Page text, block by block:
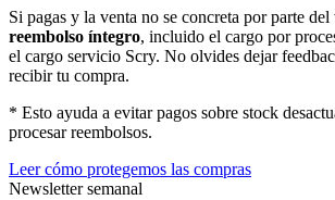
Si pagas y la venta no se concreta por parte del
reembolso íntegro, incluido el cargo por
el cargo servicio Scry. No olvides dejar
recibir tu compra.
* Esto ayuda a evitar pagos sobre stock
procesar reembolsos.
Leer cómo protegemos las compras
Newsletter semanal